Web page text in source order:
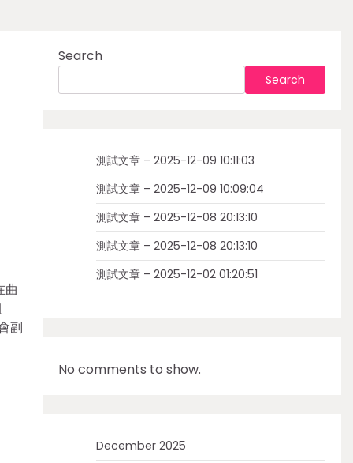
曲
副
Search
Search
測試文章 – 2025-12-09 10:11:03
測試文章 – 2025-12-09 10:09:04
測試文章 – 2025-12-08 20:13:10
測試文章 – 2025-12-08 20:13:10
測試文章 – 2025-12-02 01:20:51
No comments to show.
December 2025